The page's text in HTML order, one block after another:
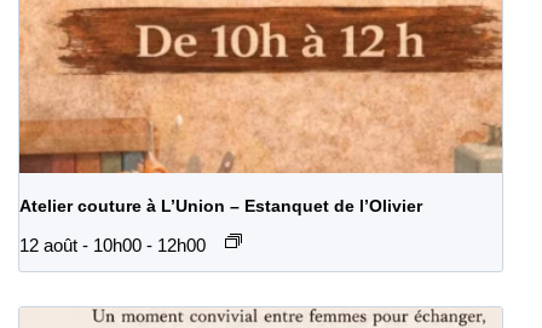
Atelier couture à L’Union – Estanquet de l’Olivier
12 août - 10h00 - 12h00